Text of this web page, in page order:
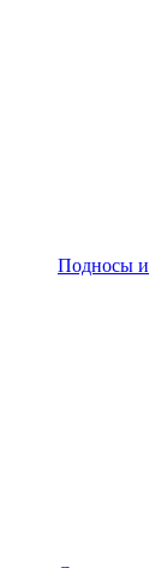
Подносы и